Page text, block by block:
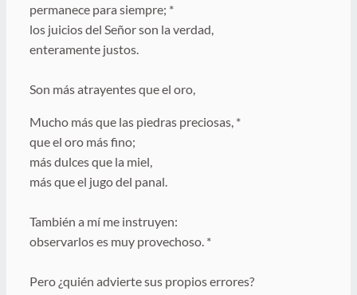
permanece para siempre; *
los juicios del Señor son la verdad,
enteramente justos.
Son más atrayentes que el oro,
Mucho más que las piedras preciosas, *
que el oro más fino;
más dulces que la miel,
más que el jugo del panal.
También a mí me instruyen:
observarlos es muy provechoso. *
Pero ¿quién advierte sus propios errores?